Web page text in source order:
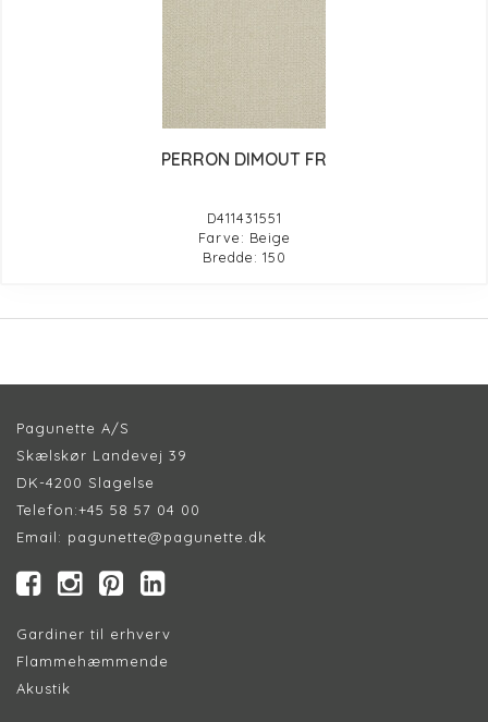
PERRON DIMOUT FR
D411431551
Farve: Beige
Bredde: 150
Pagunette A/S
Skælskør Landevej 39
DK-4200 Slagelse
Telefon:+45 58 57 04 00
Email: pagunette@pagunette.dk
Gardiner til erhverv
Flammehæmmende
Akustik